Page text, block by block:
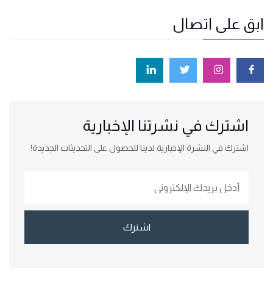
ابق على اتصال
اشترك في نشرتنا الإخبارية
اشترك في النشرة الإخبارية لدينا للحصول على التحديثات الجديدة!
اشترك